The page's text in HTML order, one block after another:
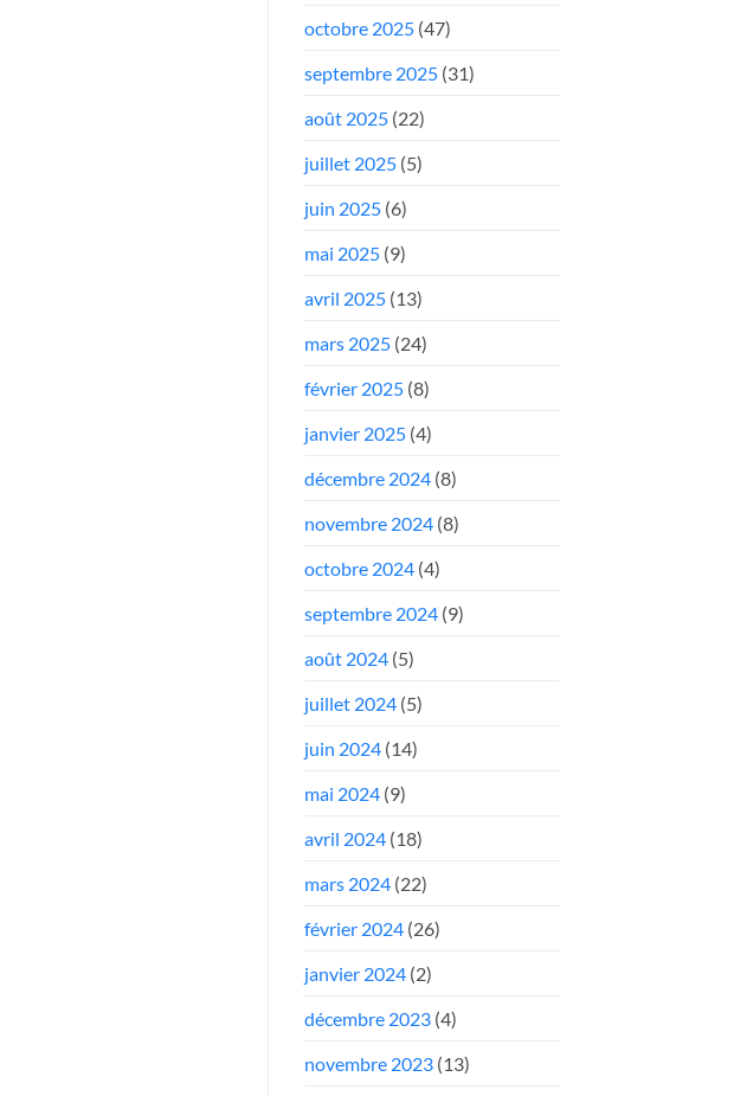
octobre 2025(47)
septembre 2025(31)
août 2025(22)
juillet 2025(5)
juin 2025(6)
mai 2025(9)
avril 2025(13)
mars 2025(24)
février 2025(8)
janvier 2025(4)
décembre 2024(8)
novembre 2024(8)
octobre 2024(4)
septembre 2024(9)
août 2024(5)
juillet 2024(5)
juin 2024(14)
mai 2024(9)
avril 2024(18)
mars 2024(22)
février 2024(26)
janvier 2024(2)
décembre 2023(4)
novembre 2023(13)